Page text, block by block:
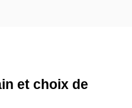
et choix de